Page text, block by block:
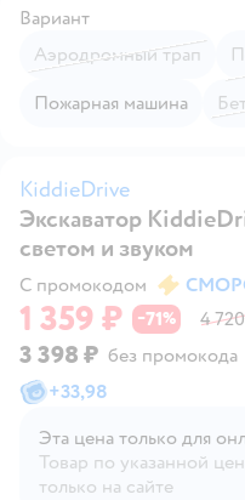
Вариант
Аэродромный трап
Пожарная машина
KiddieDrive
Экскаватор
светом и звуком
С промокодом
1 359 ₽ −71% 4
3 398 ₽ без промокода
+33,98
Эта цена только для
Товар по указанной
только на сайте